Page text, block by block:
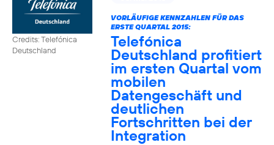
Credits: Telefónica
Deutschland
VORLÄUFIGE KENNZAHLEN FÜR DAS
ERSTE QUARTAL 2015:
Telefónica
Deutschland profitiert
im ersten Quartal vom
mobilen
Datengeschäft und
deutlichen
Fortschritten bei der
Integration